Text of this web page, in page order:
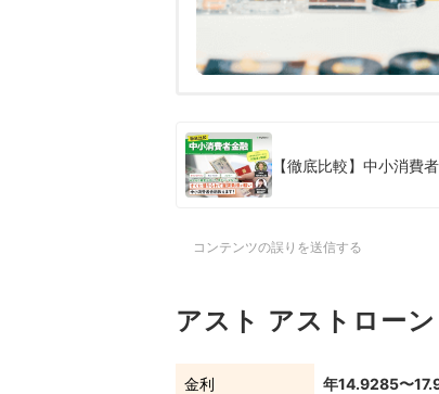
【徹底比較】中小消費
コンテンツの誤りを送信する
アスト アストロー
金利 年14.9285〜